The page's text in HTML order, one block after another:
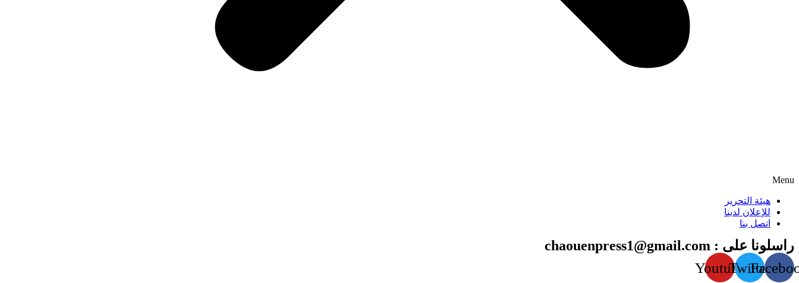
Menu
هيئة التحرير
للإعلان لدينا
اتصل بنا
راسلونا على : chaouenpress1@gmail.com
Twitter
Youtube